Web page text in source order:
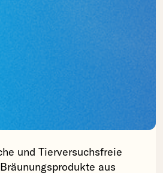
und Tierversuchsfreie
aus